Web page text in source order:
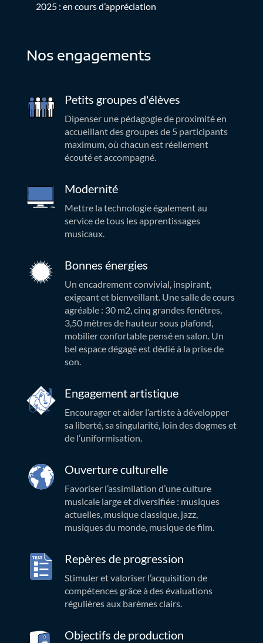
2025 : en cours d’appréciation
Nos engagements
Petits groupes d'élèves
Dipenser une pédagogie de proximité en
accueillant des groupes de 5 participants
maximum, où chacun est réellement
écouté et accompagné.
Modernité
Mettre la technologie également au
service de tous les apprentissages
musicaux.
Bonnes énergies
Un encadrement convivial, inspirant,
exigeant et bienveillant. Une salle de cours
agréable : 30 m2, cinq grandes fenêtres,
3,50 mètres de hauteur sous plafond,
mobilier confortable pensé en salon. Un
bel espace dégagé est dédié à la prise de
son.
Engagement artistique
Encourager et aider l’artiste à développer
sa liberté, sa singularité, loin des dogmes et
de l’uniformisation.
Ouverture culturelle
Favoriser l’assimilation d’une culture
musicale large et diversifiée : musiques
actuelles, musique classique, jazz,
musiques du monde, musique de film.
Repères de progression
Stimuler et valoriser l’acquisition de
compétences grâce à des évaluations
régulières aux barèmes clairs.
Objectifs de production